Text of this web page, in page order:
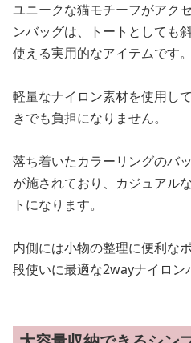
ユニークな猫モチーフがアク
ンバッグは、トートとしても
使える実用的なアイテムです。
軽量なナイロン素材を使用し
きでも負担になりません。
落ち着いたカラーリングのバ
が施されており、カジュアル
トになります。
内側には小物の整理に便利な
段使いに最適な2wayナイロン